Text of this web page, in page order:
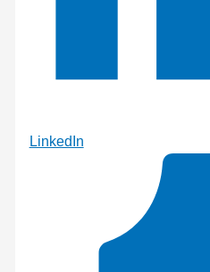
LinkedIn